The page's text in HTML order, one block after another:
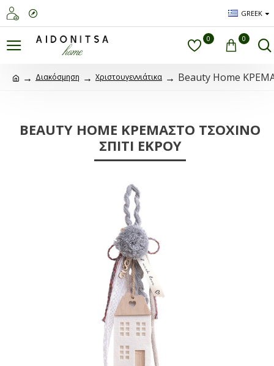
GREEK
0 0
Διακόσμηση Χριστουγεννιάτικα Beauty Home
BEAUTY HOME ΚΡΕΜΑΣΤΟ ΤΣΟΧΙΝΟ
ΣΠΙΤΙ ΕΚΡΟΥ